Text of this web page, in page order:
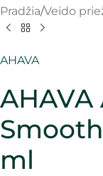
Pradžia Veido
AHAVA
ml